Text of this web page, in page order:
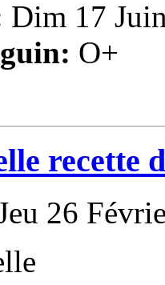
Dim 17
O+
recette
26